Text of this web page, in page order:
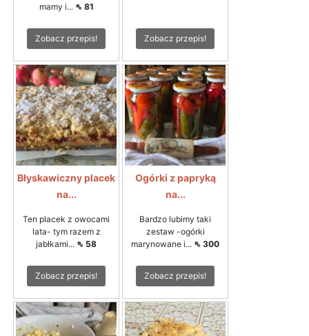
mamy i... ⇖ 81
Zobacz przepis! Zobacz przepis!
Błyskawiczny placek
na...
Ten placek z owocami
lata- tym razem z
jabłkami... ⇖ 58
Zobacz przepis!
Ogórki z papryką
na...
Bardzo lubimy taki
zestaw -ogórki
marynowane i... ⇖ 300
Zobacz przepis!